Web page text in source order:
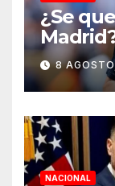
¿Se
el
8
NACIONAL